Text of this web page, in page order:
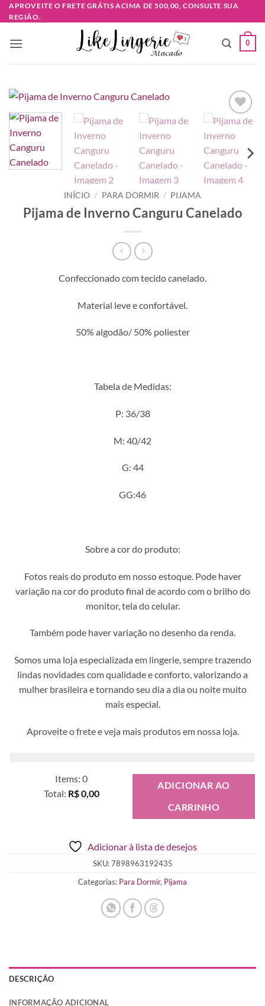
Skip
to
APROVEITE O FRETE GRÁTIS ACIMA DE 500,00, CONSULTE SUA
REGIÃO.
0
Adicionar
à lista de
INÍCIO / PARA DORMIR / PIJAMA
Pijama de Inverno Canguru Canelado
Confeccionado com tecido canelado.
Material leve e confortável.
50% algodão/ 50% poliester
Tabela de Medidas:
P: 36/38
M: 40/42
G: 44
GG:46
Sobre a cor do produto:
Fotos reais do produto em nosso estoque. Pode haver
variação na cor do produto final de acordo com o brilho do
monitor, tela do celular.
Também pode haver variação no desenho da renda.
Somos uma loja especializada em lingerie, sempre trazendo
lindas novidades com qualidade e conforto, valorizando a
mulher brasileira e tornando seu dia a dia ou noite muito
mais especial.
Aproveite o frete e veja mais produtos em nossa loja.
Items: 0
Total: R$ 0,00
R$ 0,00
ADICIONAR AO
CARRINHO
Adicionar à lista de desejos
SKU:7898963192435
Categorias: Para Dormir, Pijama
DESCRIÇÃO
INFORMAÇÃO ADICIONAL